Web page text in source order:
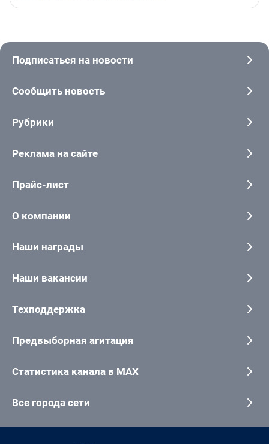
Подписаться на новости
Сообщить новость
Рубрики
Реклама на сайте
Прайс-лист
О компании
Наши награды
Наши вакансии
Техподдержка
Предвыборная агитация
Статистика канала в MAX
Все города сети